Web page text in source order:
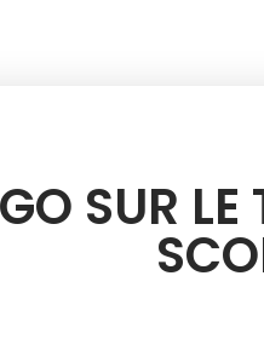
SUR LE